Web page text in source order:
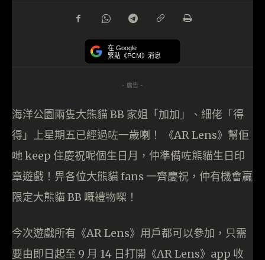
在 Google
緊貼《PCM》消息
- 廣告 -
海洋公園兩隻大熊貓 BB 家姐「加加」、細佬「得
得」上星期五已經過咗一歲喇！ 《AR Lens》幫佢
哋 keep 住慶祝呢個生日月，仲準備咗熊貓生日印
章遊戲！畀各位大熊貓 fans 一齊慶祝，仲有機會贏
限定大熊貓 BB 嘅禮物㗎！
今次遊戲所有《AR Lens》用戶都可以參加，只需
要由即日起至 9 月 14 日打開《AR Lens》app 收